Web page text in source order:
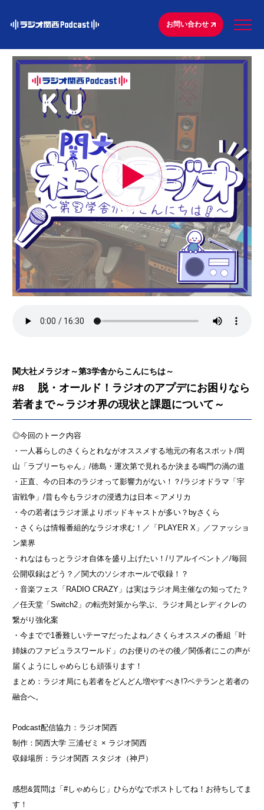
お問い合わせ
関大社メラジオ～第3学舎からこんにちは～
#8 脱・オールド！ラジオのアプデにお困りなら
若者まで～ラジオ界の現状と課題について～
◎今回のトーク内容
・一人暮らしのさくらとれながオススメする地元の有名スポット/岡
山「ラブリーちゃん」/徳島・運次第で見れるか決まる鳴門の渦の道
・正直、今の日本のラジオって影響力がない！？/ラジオドラマ「宇
宙戦争」/昔も今もラジオの浸透力は日本＜アメリカ
・今の若者はラジオ派よりポッドキャストが多い？byさくら
・さくらは情報番組的なラジオ求む！／「PLAYER X」／ファッショ
ン業界
・れなはもっとラジオ自体を盛り上げたい！/リアルイベント／/毎回
公開収録はどう？／関大のソシオホールで収録！？
・音楽フェス「RADIO CRAZY」は実はラジオ局主催なの知ってた？
／任天堂「Switch2」の転売対策から学ぶ、ラジオ局とレディクレの
繋がり強化案
・今までで1番難しいテーマだったよね／さくらオススメの番組「叶
姉妹のファビュラスワールド」のお便りのその後／関係者にこの声が
届くようにしゃめらじも頑張ります！
まとめ：ラジオ局にも若者をどんどん増やすべき!?ベテランと若者の
融合へ。
Podcast配信協力：ラジオ関西
制作：関西大学 三浦ゼミ × ラジオ関西
収録場所：ラジオ関西 スタジオ（神戸）
感想&質問は「#しゃめらじ」ひらがなでポストしてね！お待ちしてま
す！